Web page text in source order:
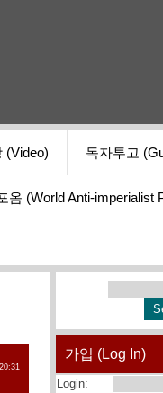
(Video) 독자투고
옴 (World Anti-imperialist
20:31
가입 (Log In)
Login: